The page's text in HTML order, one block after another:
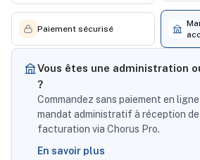
Paiement sécurisé
Vous êtes une administration
?
Commandez sans paiement en
mandat administratif à réception
facturation via Chorus Pro.
En savoir plus